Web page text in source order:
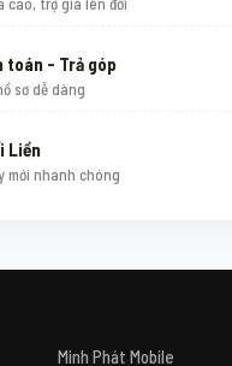
toán - Trả góp
sơ dễ dàng
Liền
mới nhanh chóng